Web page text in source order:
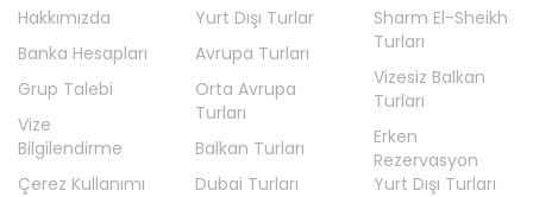
Gaziantep Hareketli Turlar
Hollanda Turları
İskandinavya Turları
Hakkımızda
Banka Hesapları
Grup Talebi
Vize
Bilgilendirme
Çerez Kullanımı
Yurt Dışı Turlar
Avrupa Turları
Orta Avrupa
Turları
Balkan Turları
Dubai Turları
Sharm El-Sheikh
Turları
Vizesiz Balkan
Turları
Erken
Rezervasyon
Yurt Dışı Turları